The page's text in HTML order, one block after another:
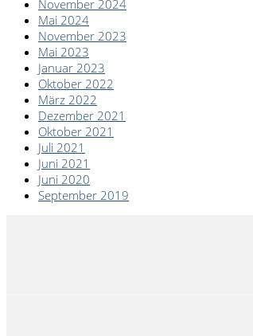
November 2024
Mai 2024
November 2023
Mai 2023
Januar 2023
Oktober 2022
März 2022
Dezember 2021
Oktober 2021
Juli 2021
Juni 2021
Juni 2020
September 2019